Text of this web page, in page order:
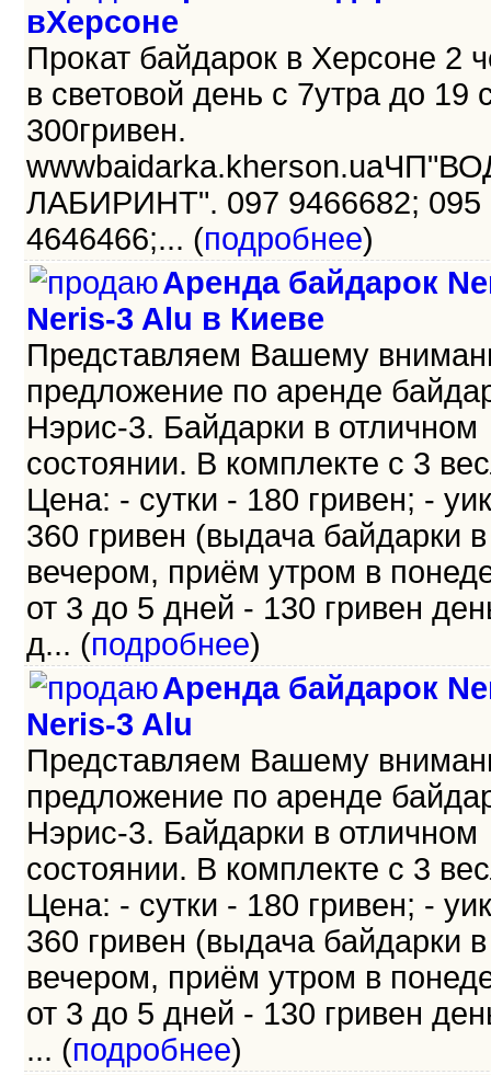
вХерсоне
Прокат байдарок в Херсоне 2
в световой день с 7утра до 19
300гривен.
ЛАБИРИНТ". 097 9466682; 095
4646466;... (подробнее)
Аренда байдарок
Neris-3 Alu в Киеве
Представляем Вашему
предложение по аренде
Нэрис-3. Байдарки в отличном
состоянии. В комплекте с 3
Цена: - сутки - 180 гривен; -
360 гривен (выдача байдарки
вечером, приём утром в
от 3 до 5 дней - 130 гривен
д... (подробнее)
Аренда байдарок
Neris-3 Alu
Представляем Вашему
предложение по аренде
Нэрис-3. Байдарки в отличном
состоянии. В комплекте с 3
Цена: - сутки - 180 гривен; -
360 гривен (выдача байдарки
вечером, приём утром в
от 3 до 5 дней - 130 гривен
... (подробнее)